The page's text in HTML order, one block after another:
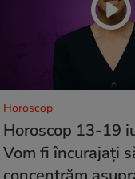
Horoscop
Horoscop 13-19
Vom fi încurajați